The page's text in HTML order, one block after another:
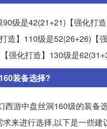
级是42(21+21)【强化打
造】110级是52(26+26)【
强化打造】130级是
装备选择?
西游中盘丝洞160级的装备
来进行选择,以下是一些建